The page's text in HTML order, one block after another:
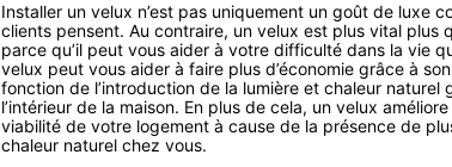
Installer un velux n’est pas uniquement un goût de luxe
clients pensent. Au contraire, un velux est plus vital plus
parce qu’il peut vous aider à votre difficulté dans la vie
velux peut vous aider à faire plus d’économie grâce à
fonction de l’introduction de la lumière et chaleur naturel
l’intérieur de la maison. En plus de cela, un velux
viabilité de votre logement à cause de la présence de
chaleur naturel chez vous.